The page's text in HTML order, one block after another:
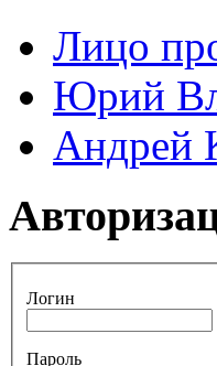
Лицо
Юрий
Андрей
Логин
Пароль